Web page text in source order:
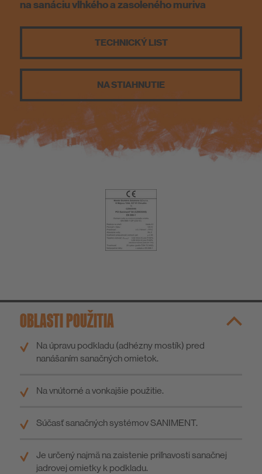
na sanáciu vlhkého a zasoleného muriva
TECHNICKÝ LIST
NA STIAHNUTIE
OBLASTI POUŽITIA
Na úpravu podkladu (adhézny mostík) pred
nanášaním sanačných omietok.
Na vnútorné a vonkajšie použitie.
Súčasť sanačných systémov SANIMENT.
Je určený najmä na zaistenie priľnavosti sanačnej
jadrovej omietky k podkladu.